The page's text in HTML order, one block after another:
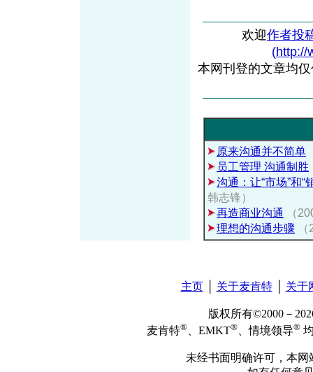
欢迎作者投
(http://
本网刊登的文章均
原来沟通并不简单
员工管理 沟通制胜
沟通：让“市场”和“
韩志锋）
再造商业沟通
（
理想的沟通步骤
主页│ 关于麦肯特│ 关于
版权所有©2000－
麦肯特® 、EMKT® 、情境领导®
未经书面明确许可，本